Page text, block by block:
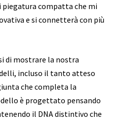
compatta che mi
e si connetterà con più
di mostrare la nostra
incluso il tanto atteso
che completa la
è progettato pensando
il DNA distintivo che